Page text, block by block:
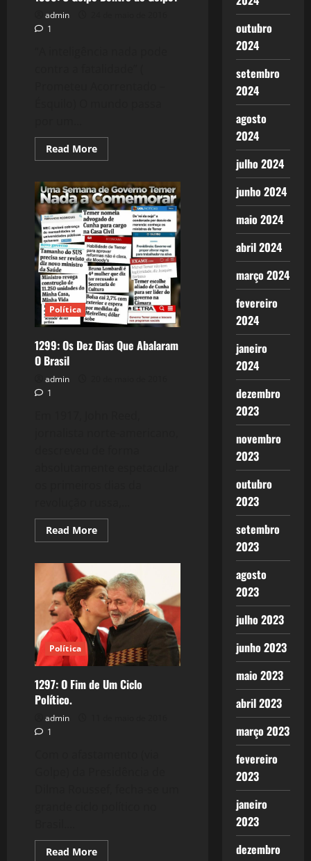
admin
1
Read MoreRead
more
O
Golpe
Dentro
do
Golpe?
Política
1299: Os Dez Dias Que Abalaram
O Brasil
admin
1
Read MoreRead
more
Dez
Dias
Que
Abalaram
O
Brasil
Política
1297: O Fim de Um Ciclo
Político.
admin
1
Read MoreRead
outubro
2024
setembro
2024
agosto
2024
julho 2024
junho 2024
maio 2024
abril 2024
março 2024
fevereiro
2024
janeiro
2024
dezembro
2023
novembro
2023
outubro
2023
setembro
2023
agosto
2023
julho 2023
junho 2023
maio 2023
abril 2023
março 2023
fevereiro
2023
janeiro
2023
dezembro